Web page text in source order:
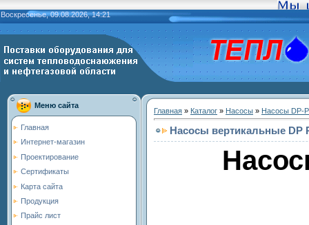
Воскресенье, 09.08.2026, 14:21
Меню сайта
Главная
Интернет-магазин
Проектирование
Сертификаты
Карта сайта
Продукция
Прайс лист
Главная » Каталог » Насосы » Насосы DP-
Насосы вертикальные DP